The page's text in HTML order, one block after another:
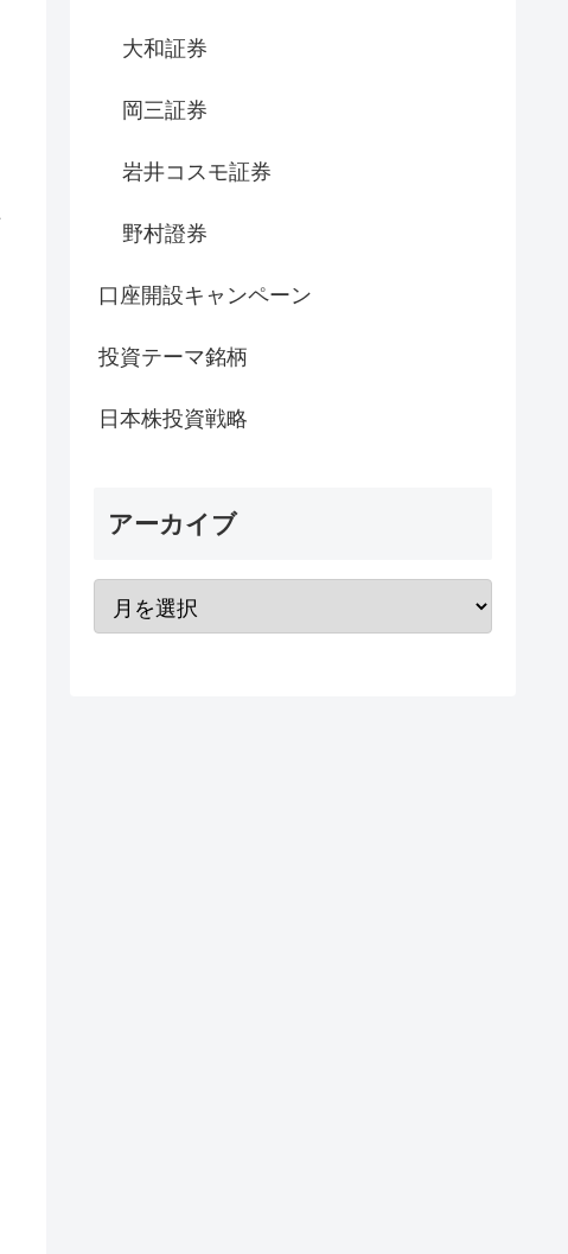
大和証券
岡三証券
岩井コスモ証券
野村證券
口座開設キャンペーン
投資テーマ銘柄
日本株投資戦略
アーカイブ